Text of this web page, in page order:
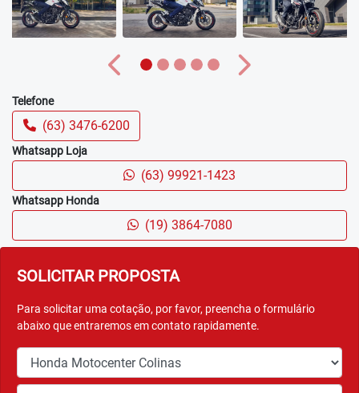
SOLICITAR PROPOSTA
Para solicitar uma cotação, por favor, preencha o formulário
abaixo que entraremos em contato rapidamente.
Anterior Próximo
Telefone
(63) 3476-6200
Whatsapp Loja
(63) 99921-1423
Whatsapp Honda
(19) 3864-7080